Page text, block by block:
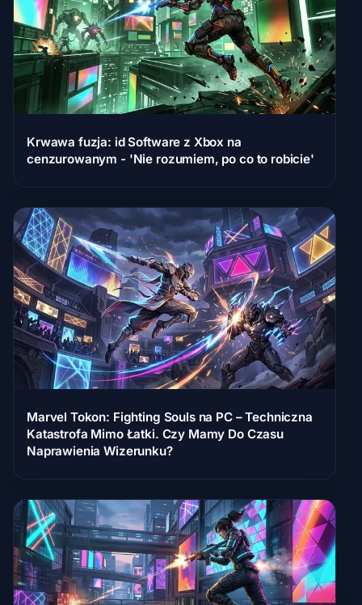
Krwawa fuzja: id Software z Xbox na
cenzurowanym - 'Nie rozumiem, po co to robicie'
Marvel Tokon: Fighting Souls na PC – Techniczna
Katastrofa Mimo Łatki. Czy Mamy Do Czasu
Naprawienia Wizerunku?